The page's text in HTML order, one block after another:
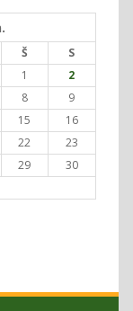
Š
S
1
2
8
9
15
16
22
23
29
30